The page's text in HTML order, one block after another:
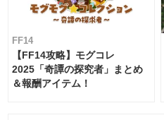
FF14
【FF14攻略】モグコレ
2025「奇譚の探究者」まとめ
＆報酬アイテム！